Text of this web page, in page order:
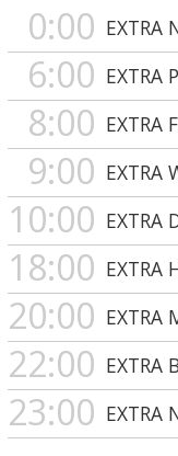
0:00 EXTRA
6:00 EXTRA
8:00 EXTRA
9:00 EXTRA
10:00 EXTRA
18:00 EXTRA
20:00 EXTRA
22:00 EXTRA
23:00 EXTRA